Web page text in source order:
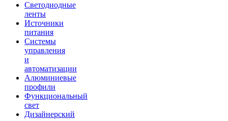
Светодиодные
ленты
Источники
питания
Системы
управления
и
автоматизации
Алюминиевые
профили
Функциональный
свет
Дизайнерский